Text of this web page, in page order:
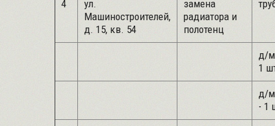
4
ул.
Машиностроителей,
д. 15, кв. 54
замена
радиатора и
полотенц
д/м
1
д/м
- 1